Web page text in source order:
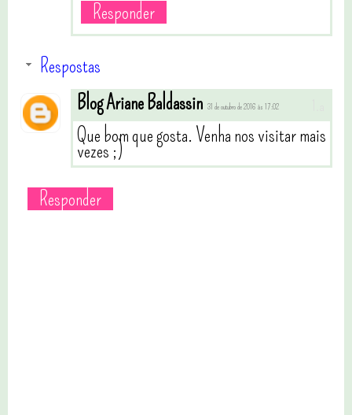
Responder
Respostas
Blog Ariane Baldassin 31 de outubro de 2016 às 17:02
Que bom que gosta. Venha nos visitar mais
vezes ;)
Responder